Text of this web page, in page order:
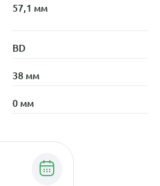
57,1 мм
BD
38 мм
0 мм